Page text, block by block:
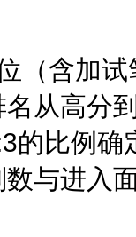
含加试
从高分
的比例
数与进入